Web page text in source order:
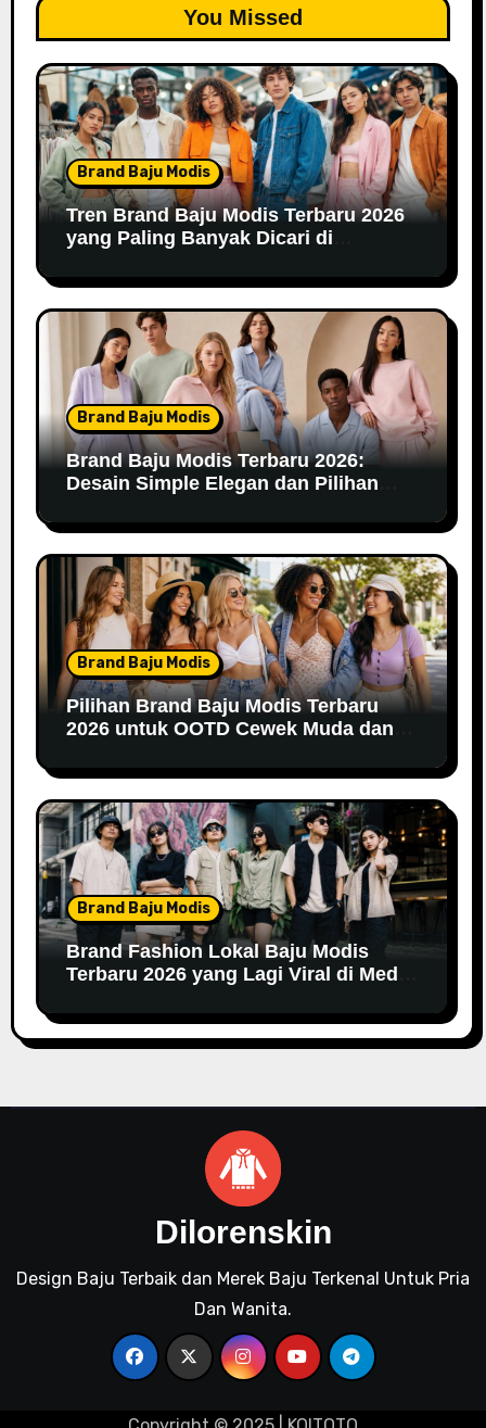
You Missed
Brand Baju Modis
Tren Brand Baju Modis Terbaru 2026
yang Paling Banyak Dicari di
Brand Baju Modis
Brand Baju Modis Terbaru 2026:
Desain Simple Elegan dan Pilihan
Brand Baju Modis
Pilihan Brand Baju Modis Terbaru
2026 untuk OOTD Cewek Muda dan
Brand Baju Modis
Brand Fashion Lokal Baju Modis
Terbaru 2026 yang Lagi Viral di Media
Dilorenskin
Design Baju Terbaik dan Merek Baju Terkenal Untuk Pria
Dan Wanita.